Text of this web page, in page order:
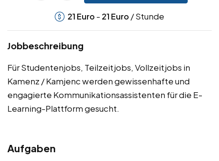
21 Euro - 21 Euro / Stunde
Jobbeschreibung
Für Studentenjobs, Teilzeitjobs, Vollzeitjobs in
Kamenz / Kamjenc werden gewissenhafte und
engagierte Kommunikationsassistenten für die E-
Learning-Plattform gesucht.
Aufgaben